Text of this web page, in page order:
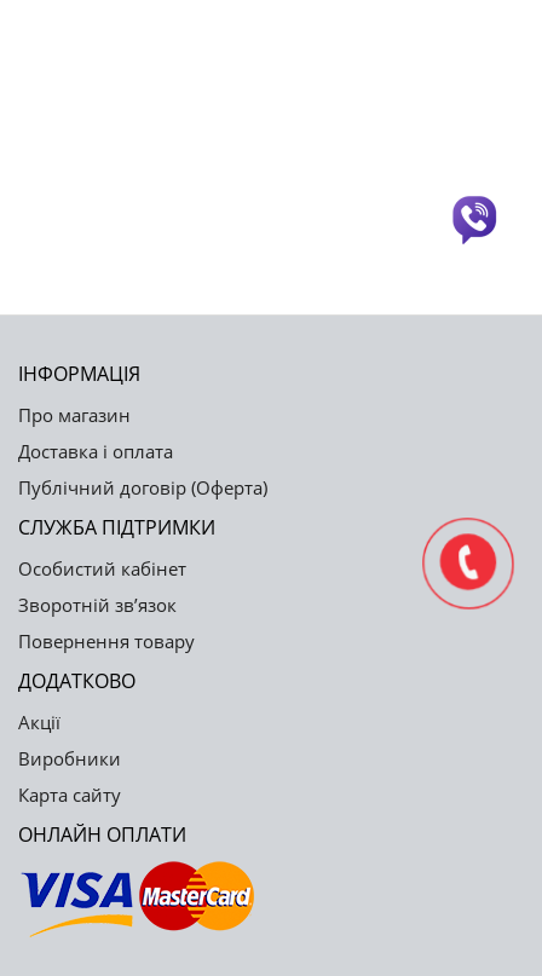
ІНФОРМАЦІЯ
Про магазин
Доставка і оплата
Публічний договір (Оферта)
СЛУЖБА ПІДТРИМКИ
Особистий кабінет
Зворотній зв’язок
Повернення товару
ДОДАТКОВО
Акції
Виробники
Карта сайту
ОНЛАЙН ОПЛАТИ